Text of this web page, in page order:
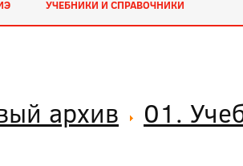
УЧЕБНИКИ И СПРАВОЧНИКИ
архив 01.